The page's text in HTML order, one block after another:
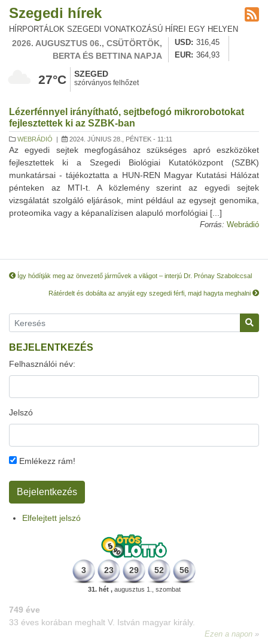
Szegedi hírek
HÍRPORTÁLOK SZEGEDI VONATKOZÁSÚ HÍREI EGY HELYEN
2026. AUGUSZTUS 06., CSÜTÖRTÖK,
BERTA ÉS BETTINA NAPJA
USD
316,45
EUR
364,93
27°C SZEGED
szórványos felhőzet
Lézerfénnyel irányítható, sejtbefogó mikrorobotokat
fejlesztettek ki az SZBK-ban
WEBRÁDIÓ | 2024. JÚNIUS 28., PÉNTEK - 11:11
Az egyedi sejtek megfogásához szükséges apró eszközöket
fejlesztettek ki a Szegedi Biológiai Kutatóközpont (SZBK)
munkatársai - tájékoztatta a HUN-REN Magyar Kutatási Hálózat
pénteken az MTI-t. A közlemény szerint az egyedi sejtek
vizsgálatát szolgáló eljárások, mint például az egysejt genomika,
proteomika vagy a képanalízisen alapuló morfológiai [...]
Forrás: Webrádió
Így hódítják meg az önvezető járművek a világot – interjú Dr. Prónay Szabolccsal
Rátérdelt és dobálta az anyját egy szegedi férfi, majd hagyta meghalni
BEJELENTKEZÉS
Felhasználói név:
Jelszó
Emlékezz rám!
Elfelejtett jelszó
3 23 29 52 56
31. hét ,augusztus 1., szombat